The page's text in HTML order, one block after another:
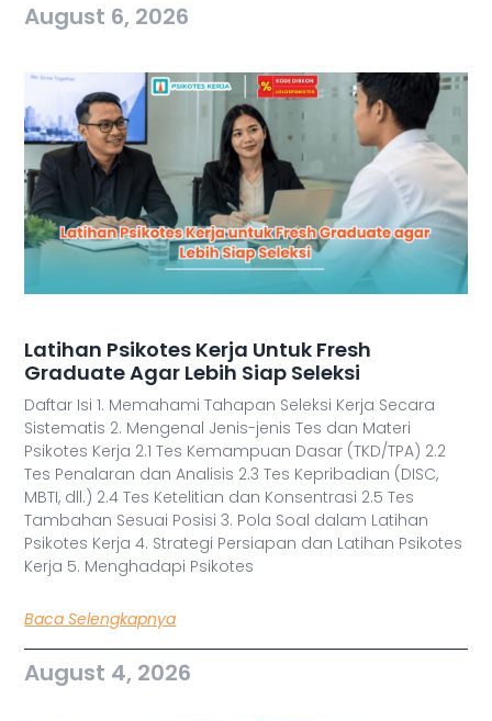
August 6, 2026
Latihan Psikotes Kerja Untuk Fresh
Graduate Agar Lebih Siap Seleksi
Daftar Isi 1. Memahami Tahapan Seleksi Kerja Secara
Sistematis 2. Mengenal Jenis-jenis Tes dan Materi
Psikotes Kerja 2.1 Tes Kemampuan Dasar (TKD/TPA) 2.2
Tes Penalaran dan Analisis 2.3 Tes Kepribadian (DISC,
MBTI, dll.) 2.4 Tes Ketelitian dan Konsentrasi 2.5 Tes
Tambahan Sesuai Posisi 3. Pola Soal dalam Latihan
Psikotes Kerja 4. Strategi Persiapan dan Latihan Psikotes
Kerja 5. Menghadapi Psikotes
Baca Selengkapnya
August 4, 2026